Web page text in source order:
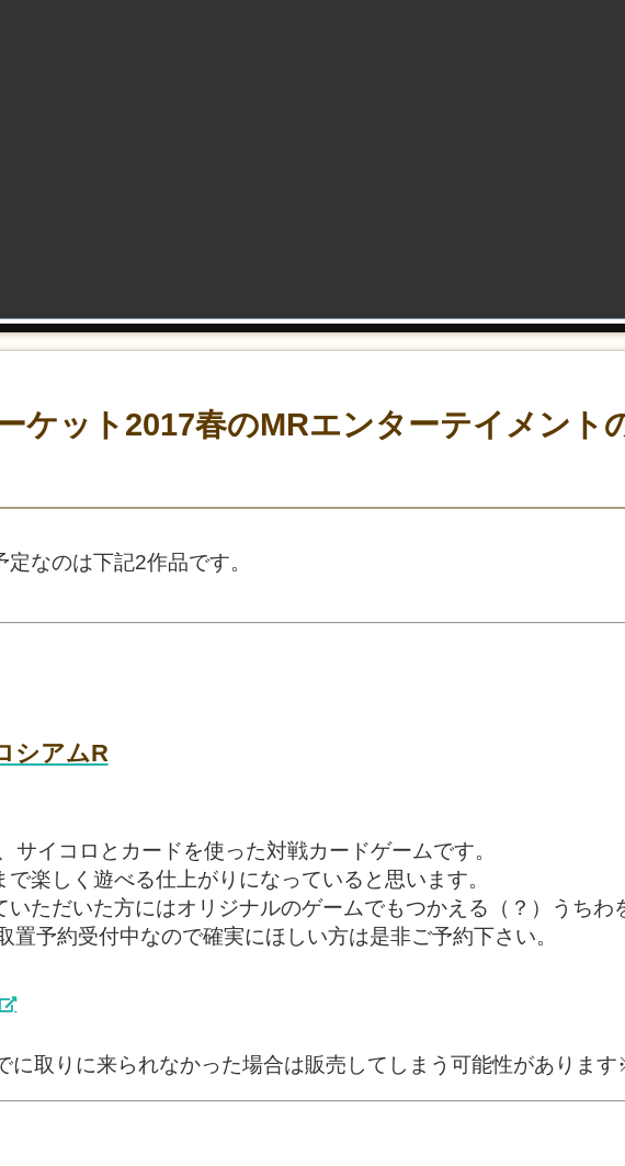
ケット2017春のMRエンターテイメント
なのは下記2作品です。
シアムR
サイコロとカードを使った対戦カードゲームです。
楽しく遊べる仕上がりになっていると思います。
いただいた方にはオリジナルのゲームでもつかえる（？）うちわ
置予約受付中なので確実にほしい方は是非ご予約下さい。
に取りに来られなかった場合は販売してしまう可能性がありま